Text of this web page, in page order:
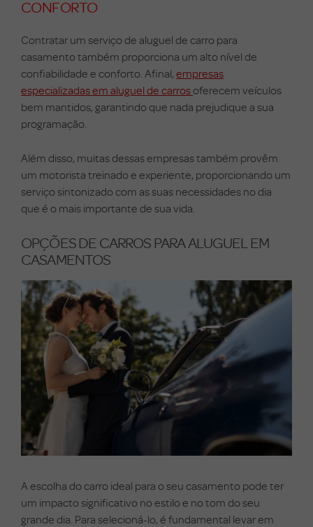
CONFORTO
Contratar um serviço de aluguel de carro para
casamento também proporciona um alto nível de
confiabilidade e conforto. Afinal, empresas
especializadas em aluguel de carrosoferecem veículos
bem mantidos, garantindo que nada prejudique a sua
programação.
Além disso, muitas dessas empresas também provêm
um motorista treinado e experiente, proporcionando um
serviço sintonizado com as suas necessidades no dia
que é o mais importante de sua vida.
OPÇÕES DE CARROS PARA ALUGUEL EM
CASAMENTOS
A escolha do carro ideal para o seu casamento pode ter
um impacto significativo no estilo e no tom do seu
grande dia. Para selecioná-lo, é fundamental levar em